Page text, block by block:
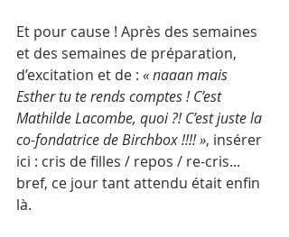
Et pour cause ! Après des semaines
et des semaines de préparation,
d’excitation et de : « naaan mais
Esther tu te rends comptes ! C’est
Mathilde Lacombe, quoi ?! C’est juste la
co-fondatrice de Birchbox !!!! », insérer
ici : cris de filles / repos / re-cris...
bref, ce jour tant attendu était enfin
là.